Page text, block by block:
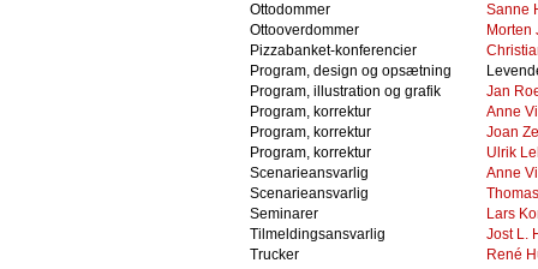
Ottodommer
Sanne
Ottooverdommer
Morten
Pizzabanket-konferencier
Program, design og opsætning
Program, illustration og grafik
Jan
Program, korrektur
Anne
Program, korrektur
Joan
Program, korrektur
Ulrik
Scenarieansvarlig
Anne
Scenarieansvarlig
Seminarer
Lars
Tilmeldingsansvarlig
Jost L.
Trucker
René